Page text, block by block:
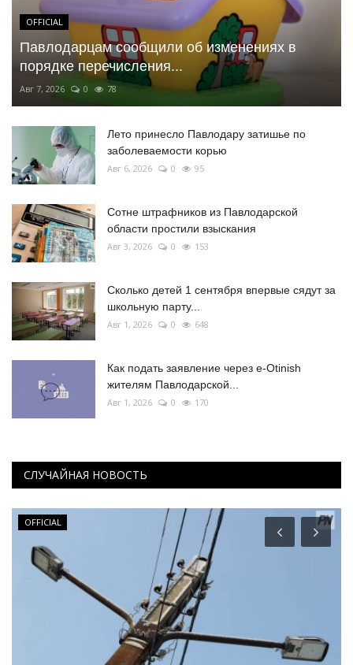
OFFICIAL
Павлодарцам сообщили об изменениях в
порядке перечисления...
Авг 7, 2026 0 78
Лето принесло Павлодару затишье по
заболеваемости корью
Авг 6, 2026 0 95
Сотне штрафников из Павлодарской
области простили взыскания
Авг 3, 2026 0 153
Сколько детей 1 сентября впервые сядут за
школьную парту...
Авг 1, 2026 0 648
Как подать заявление через e-Otinish
жителям Павлодарской...
Авг 1, 2026 0 170
СЛУЧАЙНАЯ НОВОСТЬ
OFFICIAL